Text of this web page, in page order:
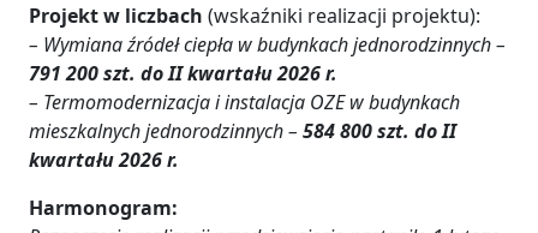
Projekt w liczbach (wskaźniki realizacji projektu):
– Wymiana źródeł ciepła w budynkach jednorodzinnych –
791 200 szt. do II kwartału 2026 r.
– Termomodernizacja i instalacja OZE w budynkach
mieszkalnych jednorodzinnych – 584 800 szt. do II
kwartału 2026 r.
Harmonogram: